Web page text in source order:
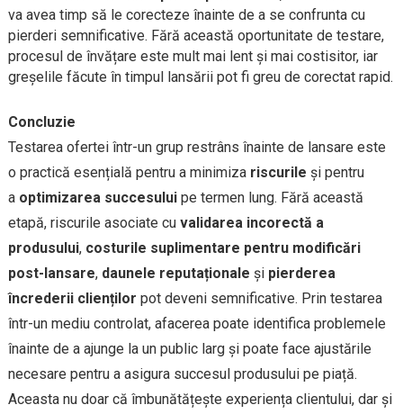
va avea timp să le corecteze înainte de a se confrunta cu
pierderi semnificative. Fără această oportunitate de testare,
procesul de învățare este mult mai lent și mai costisitor, iar
greșelile făcute în timpul lansării pot fi greu de corectat rapid.
Concluzie
Testarea ofertei într-un grup restrâns înainte de lansare este
o practică esențială pentru a minimiza riscurile și pentru
a optimizarea succesuluipe termen lung. Fără această
etapă, riscurile asociate cu validarea incorectă a
produsului, costurile suplimentare pentru modificări
post-lansare, daunele reputaționale și pierderea
încrederii clienților pot deveni semnificative. Prin testarea
într-un mediu controlat, afacerea poate identifica problemele
înainte de a ajunge la un public larg și poate face ajustările
necesare pentru a asigura succesul produsului pe piață.
Aceasta nu doar că îmbunătățește experiența clientului, dar și